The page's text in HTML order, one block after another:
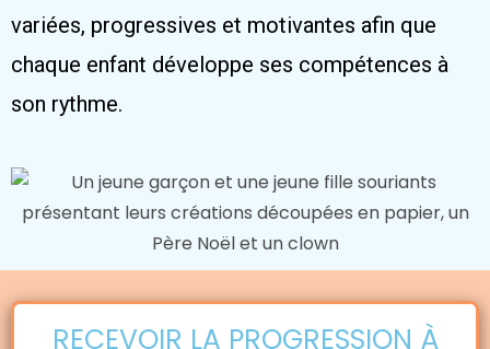
variées, progressives et motivantes afin que
chaque enfant développe ses compétences à
son rythme.
RECEVOIR LA PROGRESSION À